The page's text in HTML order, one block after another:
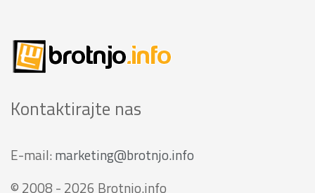
Kontaktirajte nas
E-mail: marketing@brotnjo.info
© 2008 - 2026 Brotnjo.info